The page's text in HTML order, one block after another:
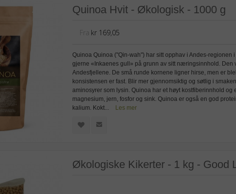
Quinoa Hvit - Økologisk - 1000 g
Fra kr 169,05
Quinoa Quinoa ("Qin-wah") har sitt opphav i Andes-
gjerne «Inkaenes gull» på grunn av sitt næringsinnhold. Den
Andesfjellene. De små runde kornene ligner hirse, men er
konsistensen er fast. Blir mer gjennomsiktig og søtlig i
aminosyrer som lysin. Quinoa har et høyt kostfiberinnhold
magnesium, jern, fosfor og sink. Quinoa er også en god
kalium. Kokt...
Les mer
Økologiske Kikerter - 1 kg - Good